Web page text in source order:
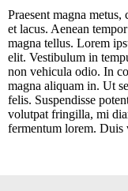
Praesent magna
et lacus. Aenean
magna tellus. Lorem
elit. Vestibulum in
non vehicula odio. In
magna aliquam in. Ut
felis. Suspendisse
volutpat fringilla, mi
fermentum lorem. Duis